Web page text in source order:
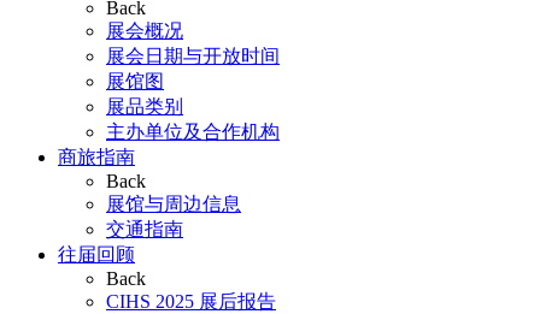
Back
展会概况
展会日期与开放时间
展馆图
展品类别
主办单位及合作机构
商旅指南
Back
展馆与周边信息
交通指南
往届回顾
Back
CIHS 2025 展后报告